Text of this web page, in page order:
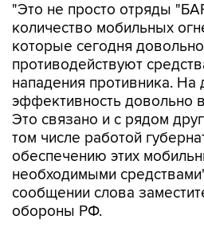
"Это не просто отряды
количество мобильных
которые сегодня
противодействуют
нападения противника. На
эффективность довольно
Это связано и с рядом
том числе работой
обеспечению этих
необходимыми
сообщении слова
обороны РФ.